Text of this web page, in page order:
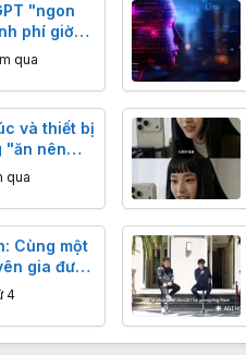
"ngon
phí giờ
qua
và thiết bị
"ăn nên
qua
Cùng một
gia được
hại?
4